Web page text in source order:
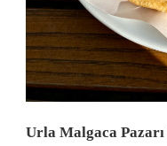
Urla Malgaca Pazarı